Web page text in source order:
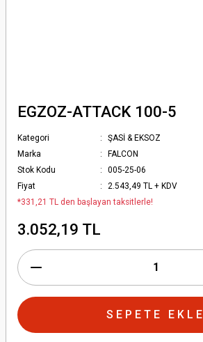
EGZOZ-ATTACK 100-5
Kategori
ŞASİ & EKSOZ
Marka
FALCON
Stok Kodu
005-25-06
Fiyat
2.543,49 TL + KDV
*331,21 TL den başlayan taksitlerle!
3.052,19 TL
SEPETE EKLE